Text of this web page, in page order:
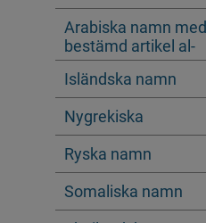
Arabiska namn med
bestämd artikel al-
Isländska namn
Nygrekiska
Ryska namn
Somaliska namn